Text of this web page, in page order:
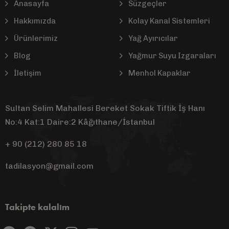
Anasayfa
Hakkımızda
Ürünlerimiz
Blog
İletişim
Süzgeçler
Kolay Kanal Sistemleri
Yağ Ayırıcılar
Yağmur Suyu Izgaraları
Menhol Kapaklar
Sultan Selim Mahallesi Bereket Sokak Tiftik İş Hanı
No:4 Kat:1 Daire:2 Kâğıthane/İstanbul
+ 90 (212) 280 85 18
tadilasyon@gmail.com
Takipte kalalım